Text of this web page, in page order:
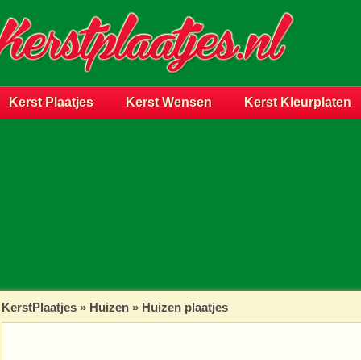
Kerst Plaatjes Kerst Wensen Kerst Kleurplaten
KerstPlaatjes » Huizen » Huizen plaatjes